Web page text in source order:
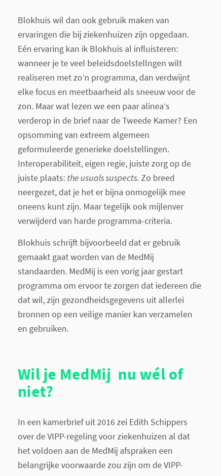
Blokhuis wil dan ook gebruik maken van
ervaringen die bij ziekenhuizen zijn opgedaan.
Eén ervaring kan ik Blokhuis al influisteren:
wanneer je te veel beleidsdoelstellngen wilt
realiseren met zo’n programma, dan verdwijnt
elke focus en meetbaarheid als sneeuw voor de
zon. Maar wat lezen we een paar alinea‘s
verderop in de brief naar de Tweede Kamer? Een
opsomming van extreem algemeen
geformuleerde generieke doelstellingen.
Interoperabiliteit, eigen regie, juiste zorg op de
juiste plaats: the usuals suspects. Zo breed
neergezet, dat je het er bijna onmogelijk mee
oneens kunt zijn. Maar tegelijk ook mijlenver
verwijderd van harde programma-criteria.
Blokhuis schrijft bijvoorbeeld dat er gebruik
gemaakt gaat worden van de MedMij
standaarden. MedMij is een vorig jaar gestart
programma om ervoor te zorgen dat iedereen die
dat wil, zijn gezondheidsgegevens uit allerlei
bronnen op een veilige manier kan verzamelen
en gebruiken.
Wil je MedMij nu wél of
niet?
In een kamerbrief uit 2016 zei Edith Schippers
over de VIPP-regeling voor ziekenhuizen al dat
het voldoen aan de MedMij afspraken een
belangrijke voorwaarde zou zijn om de VIPP-